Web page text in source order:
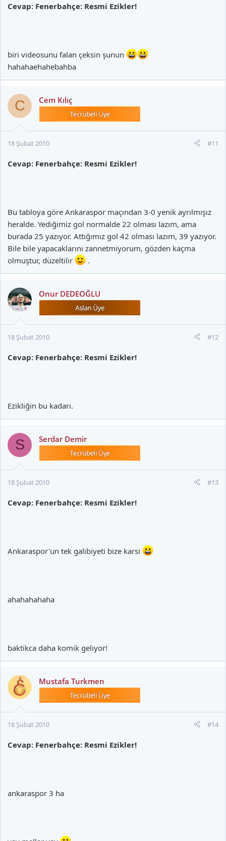
Cevap: Fenerbahçe: Resmi Ezikler!
biri videosunu falan çeksin şunun
hahahaehahebahba
C Cem Kılıç
18 Şubat 2010 #11
Cevap: Fenerbahçe: Resmi Ezikler!
Bu tabloya göre Ankaraspor maçından 3-0 yenik ayrılmışız
heralde. Yediğimiz gol normalde 22 olması lazım, ama
burada 25 yazıyor. Attığımız gol 42 olması lazım, 39 yazıyor.
Bile bile yapacaklarını zannetmiyorum, gözden kaçma
olmuştur, düzeltilir
.
Onur DEDEOĞLU
18 Şubat 2010 #12
Cevap: Fenerbahçe: Resmi Ezikler!
Ezikliğin bu kadarı.
S Serdar Demir
18 Şubat 2010 #13
Cevap: Fenerbahçe: Resmi Ezikler!
Ankaraspor'un tek galibiyeti bize karsi
ahahahahaha
baktikca daha komik geliyor!
Mustafa Turkmen
18 Şubat 2010 #14
Cevap: Fenerbahçe: Resmi Ezikler!
ankaraspor 3 ha